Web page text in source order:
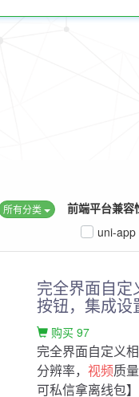
前端平台兼容
所有分类
uni-app
完全界面自
按钮，集成设
购买 97
完全界面自定义
分辨率， 视频质
可私信拿离线包】